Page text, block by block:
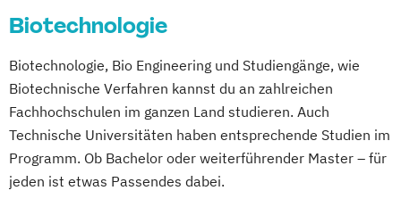
Ressourcenmanagement
Mechatronik - Mikrosystemtechnik
MedTech – Functional Imaging
Conventional & Ion Radiotherapy (EN)
Nachhaltige Produktion &
Green Science
Human Enhancement and Ethics
Human Resource Management
Human-Centered Computing
Information Engineering und -Management
Biotechnologie
Biotechnologie, Bio Engineering und Studiengänge, wie
Biotechnische Verfahren kannst du an zahlreichen
Fachhochschulen im ganzen Land studieren. Auch
Technische Universitäten haben entsprechende Studien im
Programm. Ob Bachelor oder weiterführender Master – für
jeden ist etwas Passendes dabei.